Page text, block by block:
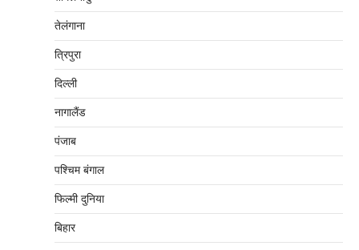
तेलंगाना
त्रिपुरा
दिल्‍ली
नागालैंड
पंजाब
पश्चिम बंगाल
फिल्मी दुनिया
बिहार